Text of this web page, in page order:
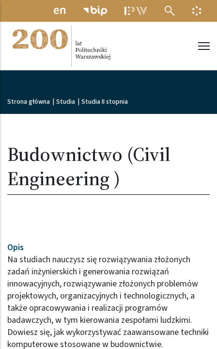
Przejdź do treści
MENU
Ścieżka nawigacyjna
Strona główna Studia Studia II stopnia
Budownictwo (Civil
Engineering )
Opis
Na studiach nauczysz się rozwiązywania złożonych
zadań inżynierskich i generowania rozwiązań
innowacyjnych, rozwiązywanie złożonych problemów
projektowych, organizacyjnych i technologicznych, a
także opracowywania i realizacji programów
badawczych, w tym kierowania zespołami ludzkimi.
Dowiesz się, jak wykorzystywać zaawansowane techniki
komputerowe stosowane w budownictwie.